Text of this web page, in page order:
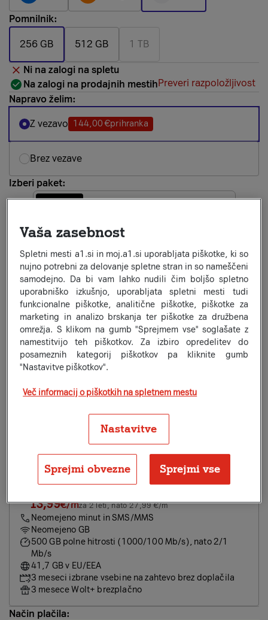
Pomnilnik:
256 GB 512 GB 1 TB
Ni na zalogi na spletu
Na zalogi na prodajnih mestihPreveri razpoložljivost
Napravo želim:
Z vezavo 144,00 €prihranka
Brez vezave
Izberi paket:
Za vse
Za mlade Za upokojence
miniMIO
7,99 €/m za 2 leti, nato 15,99 €/m
Neomejeno minut in SMS/MMS
Neomejeno GB
20 GB polne hitrosti (1000/100 Mb/s), nato 2/1 Mb/s
23,8 GB v EU/EEA
3 meseci izbrane vsebine na zahtevo brez doplačila
3 mesece Wolt+ brezplačno
midiMIO Priljubljena izbira
10,49€/mza 2 leti, nato 20,99 €/m
Neomejeno GB
31,2 GB v EU/EEA
3 meseci izbrane vsebine na zahtevo brez doplačila
3 mesece Wolt+ brezplačno
13,99€/mza 2 leti, nato 27,99 €/m
Neomejeno minut in SMS/MMS
Neomejeno GB
500 GB polne hitrosti (1000/100 Mb/s), nato 2/1
Mb/s
41,7 GB v EU/EEA
3 meseci izbrane vsebine na zahtevo brez doplačila
3 mesece Wolt+ brezplačno
Način plačila:
Vaša zasebnost
Spletni mesti a1.si in moj.a1.si uporabljata piškotke, ki so
nujno potrebni za delovanje spletne stran in so nameščeni
samodejno. Da bi vam lahko nudili čim boljšo spletno
uporabniško izkušnjo, uporabljata spletni mesti tudi
funkcionalne piškotke, analitične piškotke, piškotke za
marketing in analizo brskanja ter piškotke za družbena
omrežja. S klikom na gumb "Sprejmem vse" soglašate z
namestitvijo teh piškotkov. Za izbiro opredelitev do
posameznih kategorij piškotkov pa kliknite gumb
"Nastavitve piškotkov".
Več informacij o piškotkih na spletnem mestu
Nastavitve
Sprejmi obvezne Sprejmi vse